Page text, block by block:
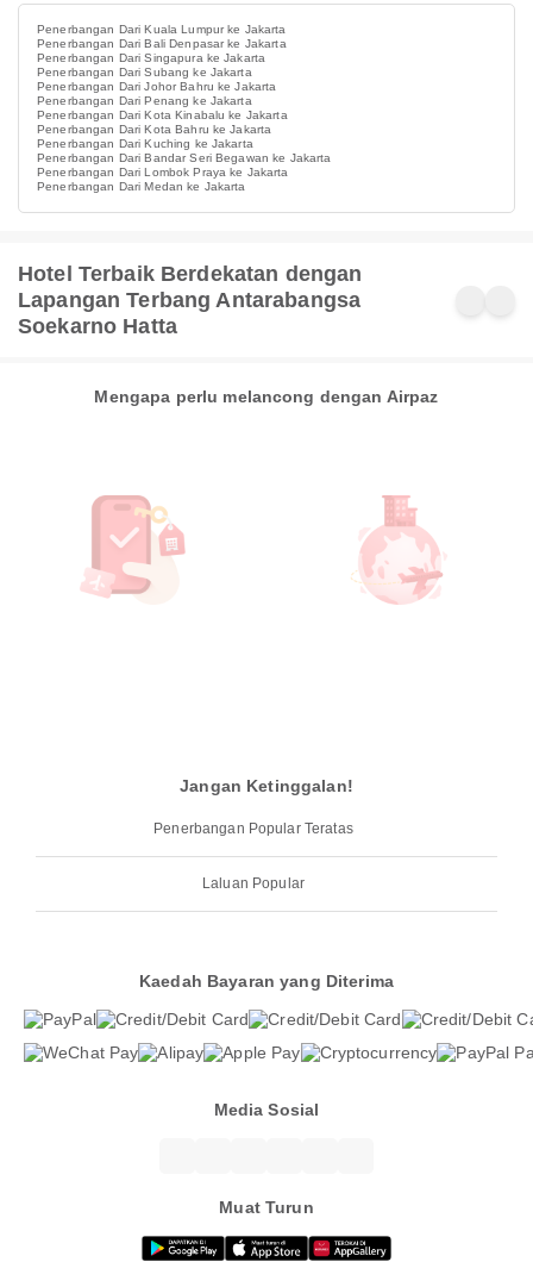
Penerbangan Dari Kuala Lumpur ke Jakarta
Penerbangan Dari Bali Denpasar ke Jakarta
Penerbangan Dari Singapura ke Jakarta
Penerbangan Dari Subang ke Jakarta
Penerbangan Dari Johor Bahru ke Jakarta
Penerbangan Dari Penang ke Jakarta
Penerbangan Dari Kota Kinabalu ke Jakarta
Penerbangan Dari Kota Bahru ke Jakarta
Penerbangan Dari Kuching ke Jakarta
Penerbangan Dari Bandar Seri Begawan ke Jakarta
Penerbangan Dari Lombok Praya ke Jakarta
Penerbangan Dari Medan ke Jakarta
Hotel Terbaik Berdekatan dengan
Lapangan Terbang Antarabangsa
Soekarno Hatta
Mengapa perlu melancong dengan Airpaz
Jangan Ketinggalan!
Penerbangan Popular Teratas
Laluan Popular
Kaedah Bayaran yang Diterima
Media Sosial
Muat Turun